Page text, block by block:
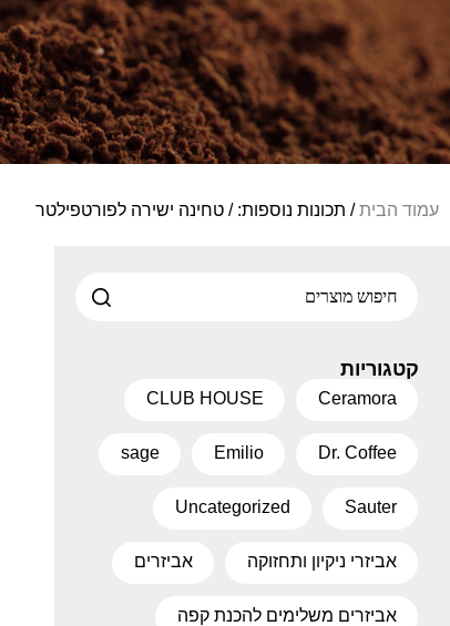
עמוד הבית/ תכונות נוספות: / טחינה ישירה לפורטפילטר
קטגוריות
Ceramora
CLUB HOUSE
Dr. Coffee
Emilio
sage
Sauter
Uncategorized
אביזרי ניקיון ותחזוקה אביזרים
אביזרים משלימים להכנת קפה